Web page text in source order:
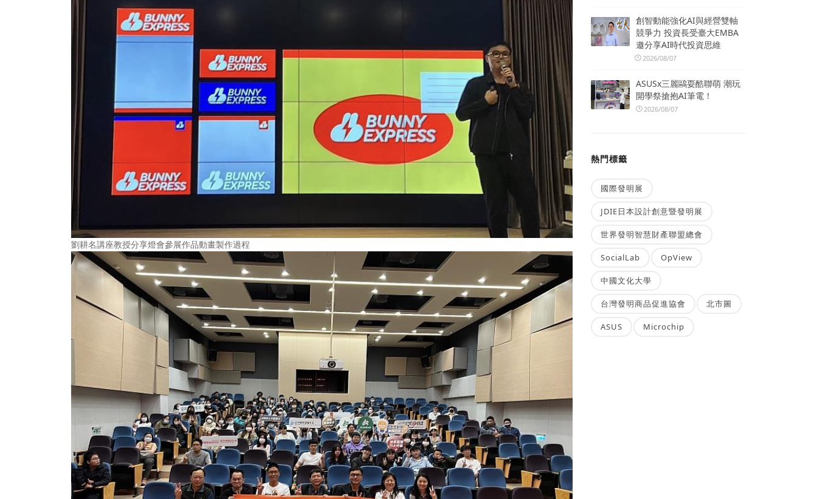
劉耕名講座教授分享燈會參展作品動畫製作過程
創智動能強化AI與經營雙軸
競爭力 投資長受臺大EMBA
邀分享AI時代投資思維
2026/08/07
ASUSx三麗鷗耍酷聯萌 潮玩
開學祭搶抱AI筆電！
2026/08/07
熱門標籤
國際發明展
JDIE日本設計創意暨發明展
世界發明智慧財產聯盟總會
SocialLab OpView
中國文化大學
台灣發明商品促進協會 北市圖
ASUS Microchip